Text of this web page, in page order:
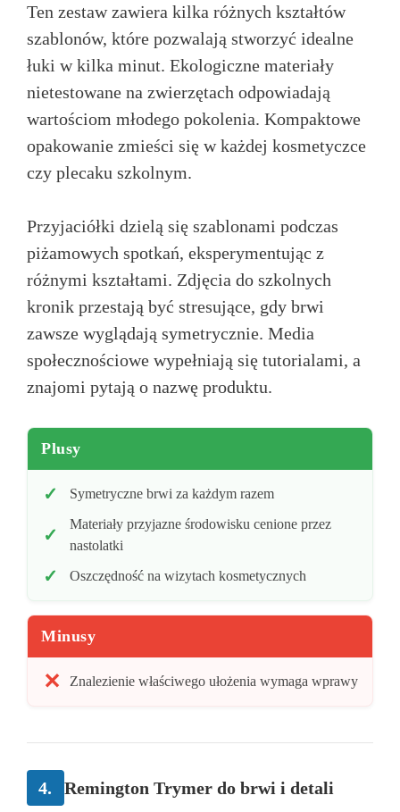
Ten zestaw zawiera kilka różnych kształtów
szablonów, które pozwalają stworzyć idealne
łuki w kilka minut. Ekologiczne materiały
nietestowane na zwierzętach odpowiadają
wartościom młodego pokolenia. Kompaktowe
opakowanie zmieści się w każdej kosmetyczce
czy plecaku szkolnym.
Przyjaciółki dzielą się szablonami podczas
piżamowych spotkań, eksperymentując z
różnymi kształtami. Zdjęcia do szkolnych
kronik przestają być stresujące, gdy brwi
zawsze wyglądają symetrycznie. Media
społecznościowe wypełniają się tutorialami, a
znajomi pytają o nazwę produktu.
Plusy
Symetryczne brwi za każdym razem
Materiały przyjazne środowisku cenione przez
nastolatki
Oszczędność na wizytach kosmetycznych
Minusy
Znalezienie właściwego ułożenia wymaga wprawy
4. Remington Trymer do brwi i detali